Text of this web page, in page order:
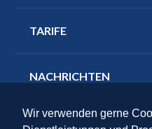
Wir verwenden gerne
TARIFE
NACHRICHTEN
RESERVIEREN